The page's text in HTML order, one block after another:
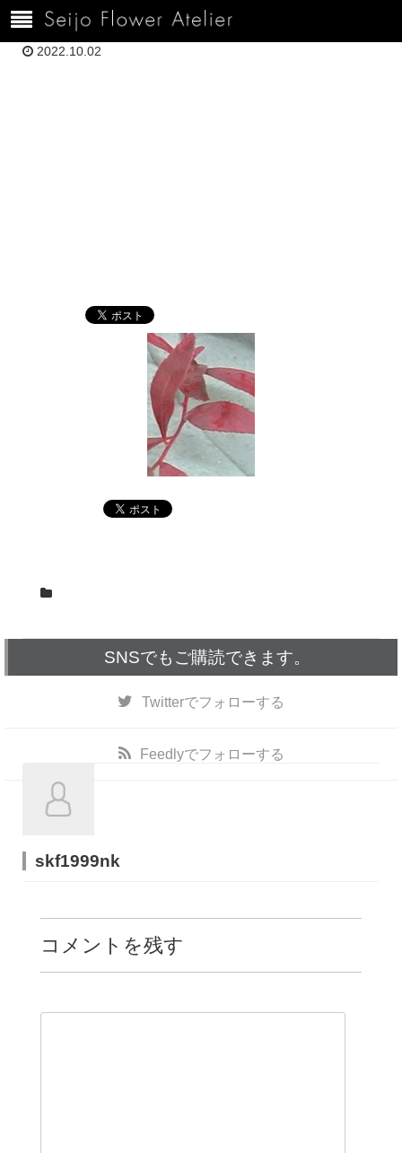
ホーム 120H9.20山内DSC04240
2022.10.02
SNSでもご購読できます。
Twitterでフォローする
Feedlyでフォローする
skf1999nk
コメントを残す